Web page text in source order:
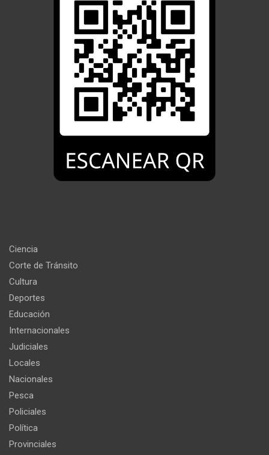
Ciencia
Corte de Tránsito
Cultura
Deportes
Educación
Internacionales
Judiciales
Locales
Nacionales
Pesca
Policiales
Política
Provinciales